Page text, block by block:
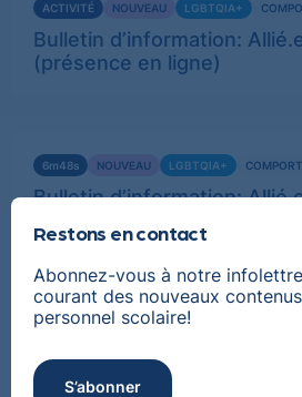
Restons en contact
Abonnez-vous à notre
courant des nouveaux
personnel scolaire!
S’abonner
ACTIVITÉ NOUVEAU LGBTQIA+
Bulletin d’information:
(présence en ligne)
plus
6m48s NOUVEAU LGBTQIA+
Bulletin d’information:
plus
ACTIVITÉ NOUVEAU LGBTQIA+
Bulletin d’information:
(milieux sportifs)
Voir
plus